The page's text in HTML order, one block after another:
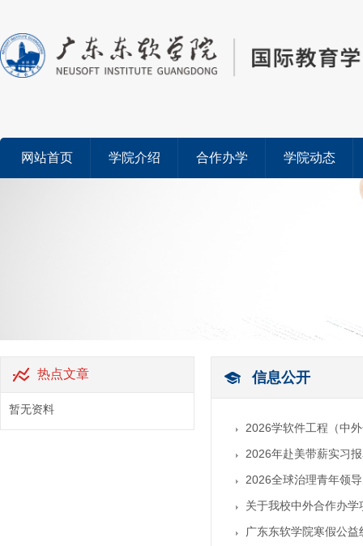
网站首页 学院介绍 合作办学 学院动态
热点文章
暂无资料
信息公开
2026学软件工程（中
2026年赴美带薪实习
2026全球治理青年领
关于我校中外合作办
广东东软学院寒假公